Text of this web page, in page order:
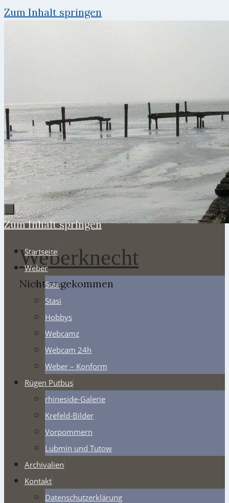
Zum Inhalt springen
Weberknecht
Nicht angekommen
Zum Inhalt springen
Startseite
Weber
Susi
Stasi
Hobbys
Webcamz
Webcam 24h
Weber – Konform
Rügen Putbus
rhineside-Galerie
Krefeld-Bilder
Vorpommern
Lubmin und Tutow
Archivalien
Kontakt
Datenschutzerklärung